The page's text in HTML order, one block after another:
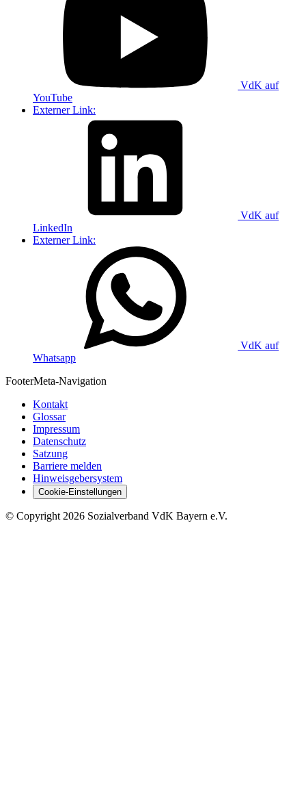
VdK auf
YouTube
Externer Link:
VdK auf
LinkedIn
Externer Link:
VdK auf
Whatsapp
FooterMeta-Navigation
Kontakt
Glossar
Impressum
Datenschutz
Satzung
Barriere melden
Hinweisgebersystem
Cookie-Einstellungen
© Copyright 2026 Sozialverband VdK Bayern e.V.